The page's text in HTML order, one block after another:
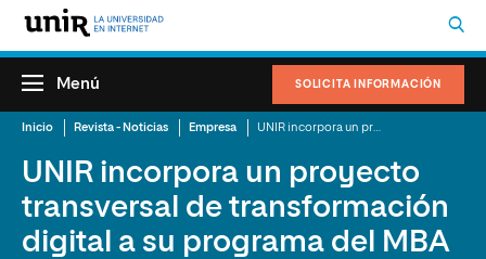
SOLICITA INFORMACIÓN
Menú
Inicio Revista - Noticias Empresa
UNIR incorpora un proyecto
transversal de transformación
digital a su programa del MBA